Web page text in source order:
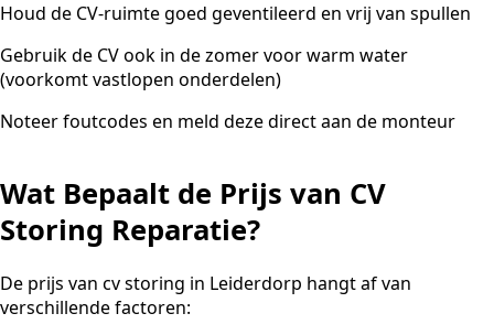
Houd de CV-ruimte goed geventileerd en vrij van spullen
Gebruik de CV ook in de zomer voor warm water
(voorkomt vastlopen onderdelen)
Noteer foutcodes en meld deze direct aan de monteur
Wat Bepaalt de Prijs van CV
Storing Reparatie?
De prijs van cv storing in Leiderdorp hangt af van
verschillende factoren: